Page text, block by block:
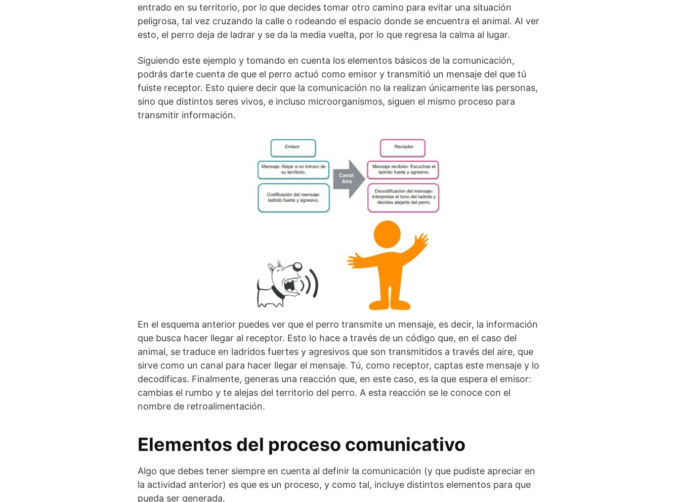
entrado en su territorio, por lo que decides tomar otro camino para evitar una situación
peligrosa, tal vez cruzando la calle o rodeando el espacio donde se encuentra el animal. AI ver
esto, el perro deja de ladrar y se da la media vuelta, por lo que regresa la calma al lugar.
Siguiendo este ejemplo y tomando en cuenta los elementos básicos de la comunicación,
podrás darte cuenta de que el perro actuó como emisor y transmitió un mensaje del que tú
fuiste receptor. Esto quiere decir que la comunicación no la realizan únicamente las personas,
sino que distintos seres vivos, e incluso microorganismos, siguen el mismo proceso para
transmitir información.
En el esquema anterior puedes ver que el perro transmite un mensaje, es decir, la información
que busca hacer llegar al receptor. Esto lo hace a través de un código que, en el caso del
animal, se traduce en ladridos fuertes y agresivos que son transmitidos a través del aire, que
sirve como un canal para hacer llegar el mensaje. Tú, como receptor, captas este mensaje y lo
decodificas. Finalmente, generas una reacción que, en este caso, es la que espera el emisor:
cambias el rumbo y te alejas del territorio del perro. A esta reacción se le conoce con el
nombre de retroalimentación.
Elementos del proceso comunicativo
Algo que debes tener siempre en cuenta al definir la comunicación (y que pudiste apreciar en
la actividad anterior) es que es un proceso, y como tal, incluye distintos elementos para que
pueda ser generada.